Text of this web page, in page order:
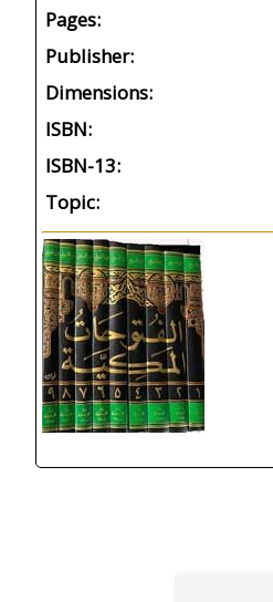
Pages:
Publisher:
Dimensions:
ISBN:
ISBN-13:
Topic: